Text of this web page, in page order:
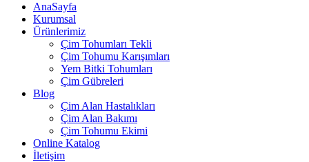
AnaSayfa
Kurumsal
Ürünlerimiz
Çim Tohumları Tekli
Çim Tohumu Karışımları
Yem Bitki Tohumları
Çim Gübreleri
Blog
Çim Alan Hastalıkları
Çim Alan Bakımı
Çim Tohumu Ekimi
Online Katalog
İletişim